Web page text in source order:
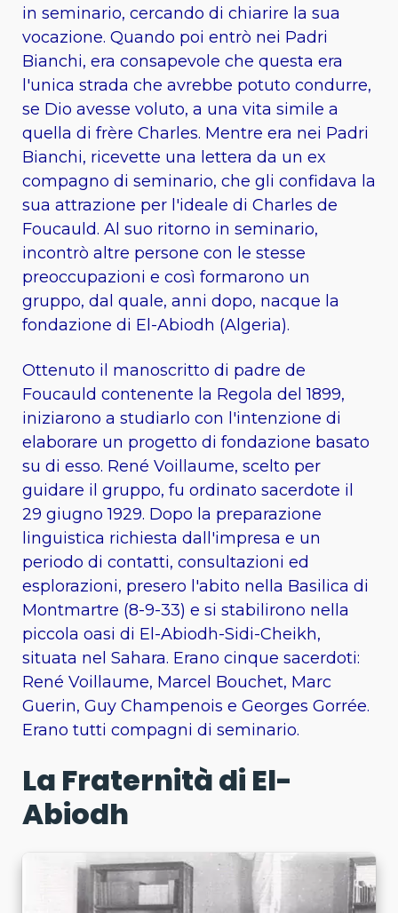
in seminario, cercando di chiarire la sua
vocazione. Quando poi entrò nei Padri
Bianchi, era consapevole che questa era
l'unica strada che avrebbe potuto condurre,
se Dio avesse voluto, a una vita simile a
quella di frère Charles. Mentre era nei Padri
Bianchi, ricevette una lettera da un ex
compagno di seminario, che gli confidava la
sua attrazione per l'ideale di Charles de
Foucauld. Al suo ritorno in seminario,
incontrò altre persone con le stesse
preoccupazioni e così formarono un
gruppo, dal quale, anni dopo, nacque la
fondazione di El-Abiodh (Algeria).
Ottenuto il manoscritto di padre de
Foucauld contenente la Regola del 1899,
iniziarono a studiarlo con l'intenzione di
elaborare un progetto di fondazione basato
su di esso. René Voillaume, scelto per
guidare il gruppo, fu ordinato sacerdote il
29 giugno 1929. Dopo la preparazione
linguistica richiesta dall'impresa e un
periodo di contatti, consultazioni ed
esplorazioni, presero l'abito nella Basilica di
Montmartre (8-9-33) e si stabilirono nella
piccola oasi di El-Abiodh-Sidi-Cheikh,
situata nel Sahara. Erano cinque sacerdoti:
René Voillaume, Marcel Bouchet, Marc
Guerin, Guy Champenois e Georges Gorrée.
Erano tutti compagni di seminario.
La Fraternità di El-
Abiodh